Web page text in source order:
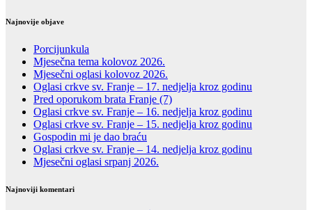
Najnovije objave
Porcijunkula
Mjesečna tema kolovoz 2026.
Mjesečni oglasi kolovoz 2026.
Oglasi crkve sv. Franje – 17. nedjelja kroz godinu
Pred oporukom brata Franje (7)
Oglasi crkve sv. Franje – 16. nedjelja kroz godinu
Oglasi crkve sv. Franje – 15. nedjelja kroz godinu
Gospodin mi je dao braću
Oglasi crkve sv. Franje – 14. nedjelja kroz godinu
Mjesečni oglasi srpanj 2026.
Najnoviji komentari